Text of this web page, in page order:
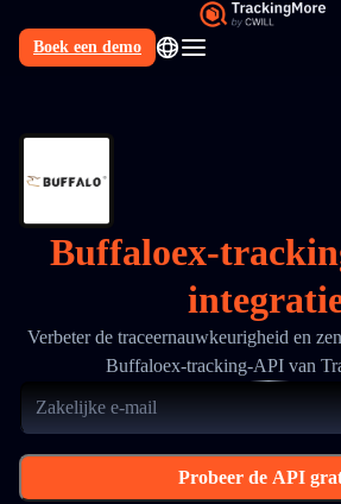
Boek een demo
Buffaloex-
Verbeter de traceernauwkeurigheid en
Buffaloex-tracking-API van
Probeer de API